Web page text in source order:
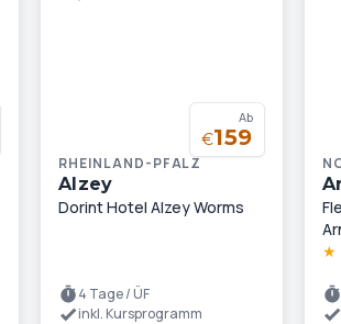
Ab
€159
RHEINLAND-PFALZ
Alzey
Dorint Hotel Alzey Worms
4 Tage / ÜF
inkl. Kursprogramm
★